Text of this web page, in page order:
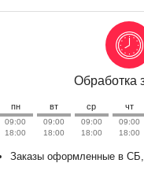
Обработка
пн вт ср чт
09:00
18:00
09:00
18:00
09:00
18:00
09:00
18:00
Заказы оформленные в